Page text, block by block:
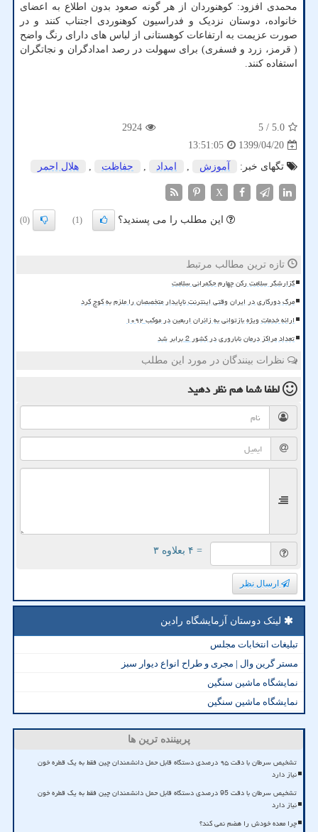
محمدی افزود: کوهنوردان از هر گونه صعود بدون اطلاع به اعضای
خانواده، دوستان نزدیک و فدراسیون کوهنوردی اجتناب کنند و در
صورت عزیمت به ارتفاعات کوهستانی از لباس های دارای رنگ واضح
( قرمز، زرد و فسفری) برای سهولت در رصد امدادگران و نجاتگران
استفاده کنند.
5.0
/ 5
2924
1399/04/20
13:51:05
تگهای خبر:
آموزش , امداد , حفاظت , هلال احمر
X
این مطلب را می پسندید؟ (1)
(0)
تازه ترین مطالب مرتبط
گزارشگر سلامت رکن چهارم حکمرانی سلامت
مرگ دورکاری در ایران وقتی اینترنت ناپایدار متخصصان را ملزم به کوچ کرد
ارائه خدمات ویژه بازتوانی به زائران اربعین در موکب ۱۰۹۲
تعداد مراکز درمان ناباروری در کشور 2 برابر شد
نظرات بینندگان در مورد این مطلب
لطفا شما همنظر دهید
= ۴ بعلاوه ۳
ارسال نظر
لینک دوستان آزمایشگاه رادین
تبلیغات انتخابات مجلس
مستر گرین وال | مجری و طراح انواع دیوار سبز
نمایشگاه ماشین سنگین
نمایشگاه ماشین سنگین
پربیننده ترین ها
تشخیص سرطان با دقت ۹۵ درصدی دستگاه قابل حمل دانشمندان چین فقط به یک قطره خون
نیاز دارد
تشخیص سرطان با دقت 95 درصدی دستگاه قابل حمل دانشمندان چین فقط به یک قطره خون
نیاز دارد
چرا معده خودش را هضم نمی کند؟